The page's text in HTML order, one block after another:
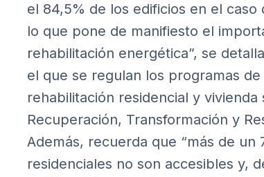
el 84,5% de los edificios en el
lo que pone de manifiesto el
rehabilitación energética”, se
el que se regulan los programas
rehabilitación residencial y vivienda
Recuperación, Transformación y
Además, recuerda que “más de un
residenciales no son accesibles y,